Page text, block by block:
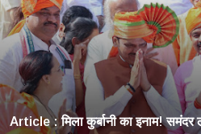
Article : मिला कुर्बानी का इनाम! समंदर